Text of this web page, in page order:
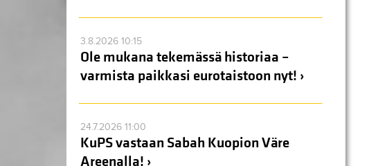
3.8.2026 10:15
Ole mukana tekemässä historiaa –
varmista paikkasi eurotaistoon nyt! ›
24.7.2026 11:00
KuPS vastaan Sabah Kuopion Väre
Areenalla! ›